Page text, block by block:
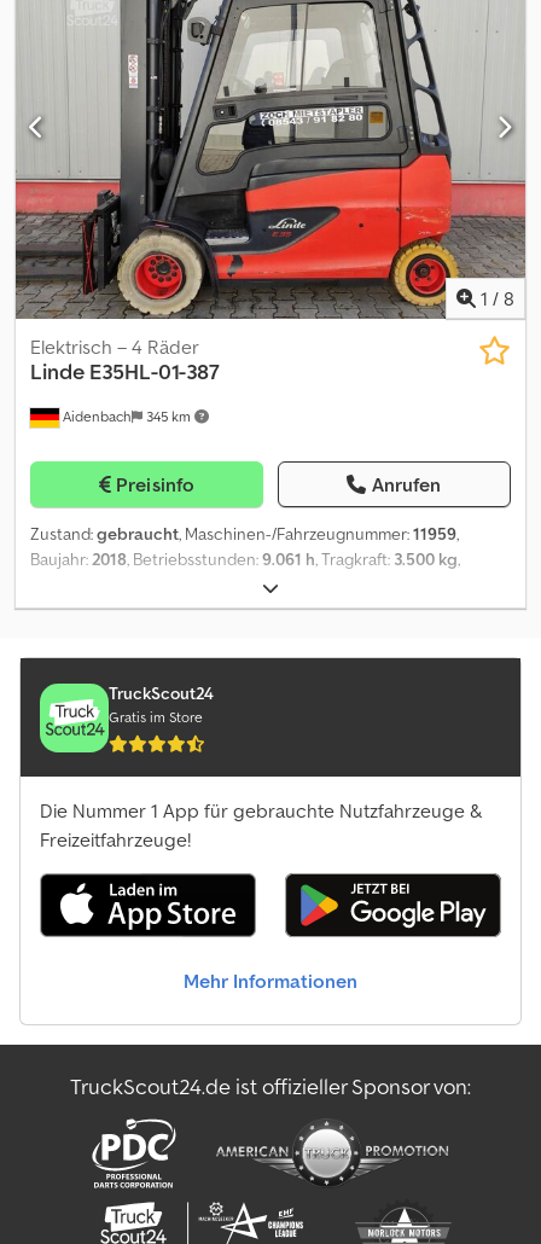
1 / 8
Aidenbach 345 km
Elektrisch – 4 Räder
Linde E35HL-01-387
Preisinfo Anrufen
Zustand:gebraucht, Maschinen-/Fahrzeugnummer:11959,
Baujahr:2018, Betriebsstunden:9.061 h, Tragkraft: 3.500 kg,
1.650 mm
Vorderreifengröße:315x45-12 ET 125 10 Loch, Hinterreifengröße:
Elektrisch, Hersteller: Linde Dcodpfow Arqtex Acmok
TruckScout24
Gratis im Store
Die Nummer 1 App für gebrauchte Nutzfahrzeuge &
Freizeitfahrzeuge!
Mehr Informationen
TruckScout24.de ist offizieller Sponsor von: